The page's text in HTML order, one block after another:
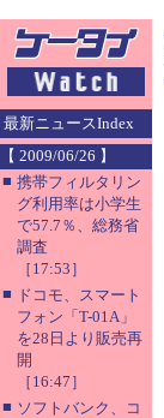
最新ニュースIndex
【 2009/06/26 】
■ 携帯フィルタリン
グ利用率は小学生
で57.7％、総務省
調査
［17:53］
■ ドコモ、スマート
フォン「T-01A」
を28日より販売再
開
［16:47］
■ ソフトバンク、コ